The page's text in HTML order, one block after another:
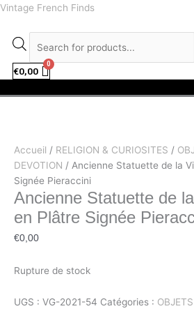
Aller
contenu
Vintage French Finds
Recherche
€0,00
Accueil / RELIGION & CURIOSITES /
DEVOTION / Ancienne Statuette de la
Signée Pieraccini
Ancienne Statuette de
en Plâtre Signée
€0,00
Rupture de stock
UGS : VG-2021-54 Catégories :
facebook
instagram